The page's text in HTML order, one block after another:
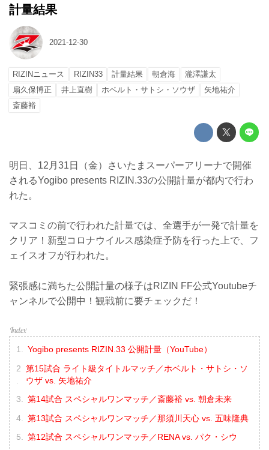
計量結果
2021-12-30
RIZINニュース RIZIN33 計量結果 朝倉海
瀧澤謙太
扇久保博正
井上直樹 ホベルト・サトシ・ソウザ
矢地祐介
斎藤裕
明日、12月31日（金）さいたまスーパーアリーナで開催
されるYogibo presents RIZIN.33の公開計量が都内で行わ
れた。
マスコミの前で行われた計量では、全選手が一発で計量を
クリア！新型コロナウイルス感染症予防を行った上で、フ
ェイスオフが行われた。
緊張感に満ちた公開計量の様子はRIZIN FF公式Youtubeチ
ャンネルで公開中！観戦前に要チェックだ！
Yogibo presents RIZIN.33 公開計量（YouTube）
第15試合 ライト級タイトルマッチ／ホベルト・サトシ・ソ
ウザ vs. 矢地祐介
第14試合 スペシャルワンマッチ／斎藤裕 vs. 朝倉未来
第13試合 スペシャルワンマッチ／那須川天心 vs. 五味隆典
第12試合 スペシャルワンマッチ／RENA vs. パク・シウ